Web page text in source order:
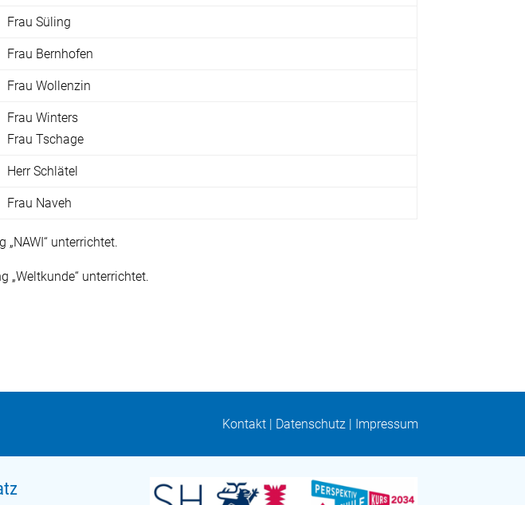
Frau Süling
Frau Bernhofen
Frau Wollenzin
Frau Winters
Frau Tschage
Herr Schlätel
Frau Naveh
unterrichtet.
„Weltkunde“ unterrichtet.
Kontakt| Datenschutz | Impressum